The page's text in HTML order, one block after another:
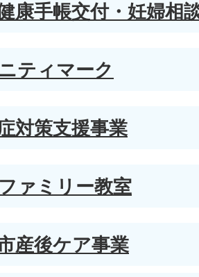
康手帳交付・妊婦相
ティマーク
対策支援事業
ァミリー教室
産後ケア事業